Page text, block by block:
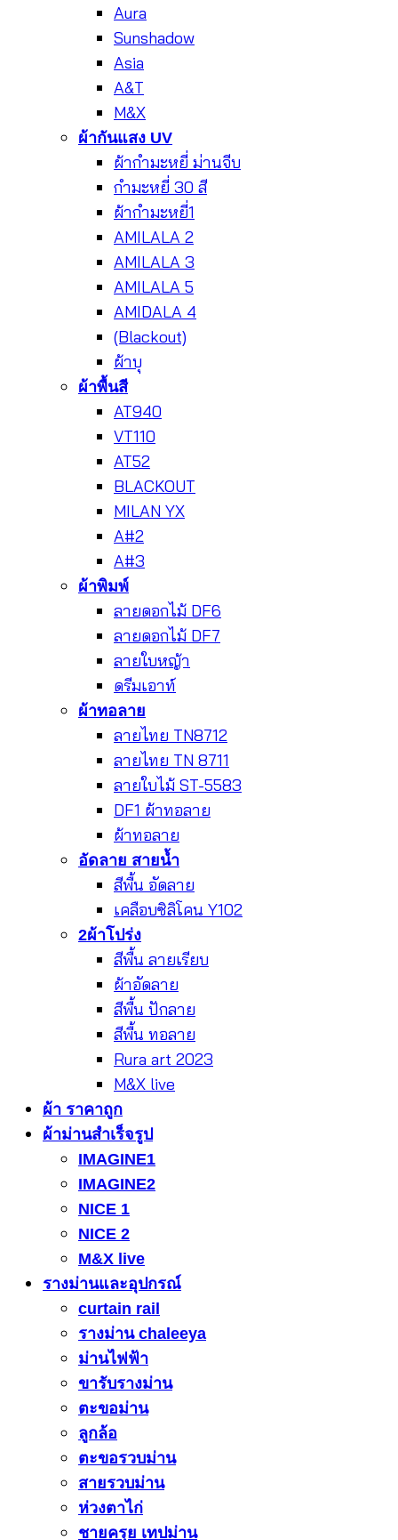
Aura
Sunshadow
Asia
A&T
M&X
ผ้ากันแสง UV
ผ้ากำมะหยี่ ม่านจีบ
กำมะหยี่ 30 สี
ผ้ากำมะหยี่1
AMILALA 2
AMILALA 3
AMILALA 5
AMIDALA 4
(Blackout)
ผ้าบุ
ผ้าพื้นสี
AT940
VT110
AT52
BLACKOUT
MILAN YX
A#2
A#3
ผ้าพิมพ์
ลายดอกไม้ DF6
ลายดอกไม้ DF7
ลายใบหญ้า
ดรีมเอาท์
ผ้าทอลาย
ลายไทย TN8712
ลายไทย TN 8711
ลายใบไม้ ST-5583
DF1 ผ้าทอลาย
ผ้าทอลาย
อัดลาย สายน้ำ
สีพื้น อัดลาย
เคลือบซิลิโคน Y102
2ผ้าโปร่ง
สีพื้น ลายเรียบ
ผ้าอัดลาย
สีพื้น ปักลาย
สีพื้น ทอลาย
Rura art 2023
M&X live
ผ้า ราคาถูก
ผ้าม่านสำเร็จรูป
IMAGINE1
IMAGINE2
NICE 1
NICE 2
M&X live
รางม่านและอุปกรณ์
curtain rail
รางม่าน chaleeya
ม่านไฟฟ้า
ขารับรางม่าน
ตะขอม่าน
ลูกล้อ
ตะขอรวบม่าน
สายรวบม่าน
ห่วงตาไก่
ชายครุย เทปม่าน